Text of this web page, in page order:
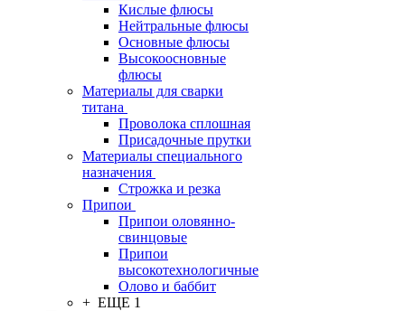
Кислые флюсы
Нейтральные флюсы
Основные флюсы
Высокоосновные
флюсы
Материалы для сварки
титана
Проволока сплошная
Присадочные прутки
Материалы специального
назначения
Строжка и резка
Припои
Припои оловянно-
свинцовые
Припои
высокотехнологичные
Олово и баббит
+ ЕЩЕ 1